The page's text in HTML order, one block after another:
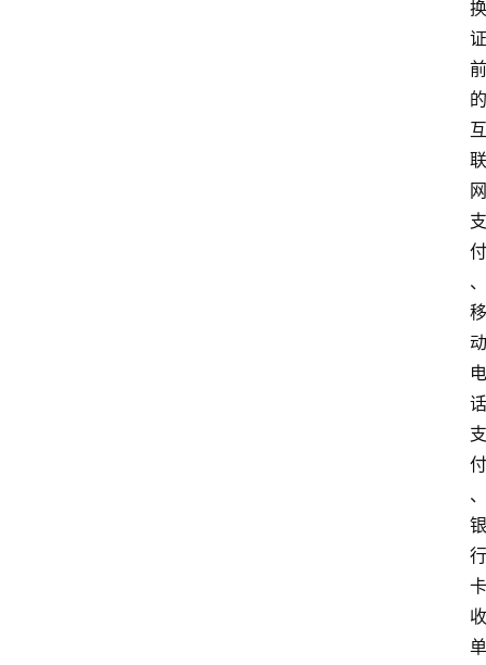
换
证
前
的
互
联
网
支
付
、
移
动
电
话
支
付
、
银
行
卡
收
单